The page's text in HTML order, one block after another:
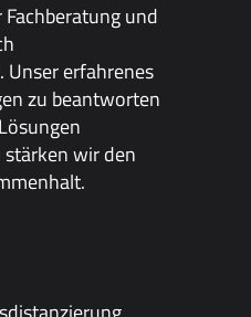
und
erfahrenes
zu beantworten
stärken wir den